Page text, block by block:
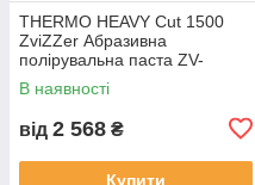
THERMO HEAVY Cut 1500
ZviZZer Абразивна
полірувальна паста ZV-
BS00075010HC
В наявності
від 2 568 ₴
Купити